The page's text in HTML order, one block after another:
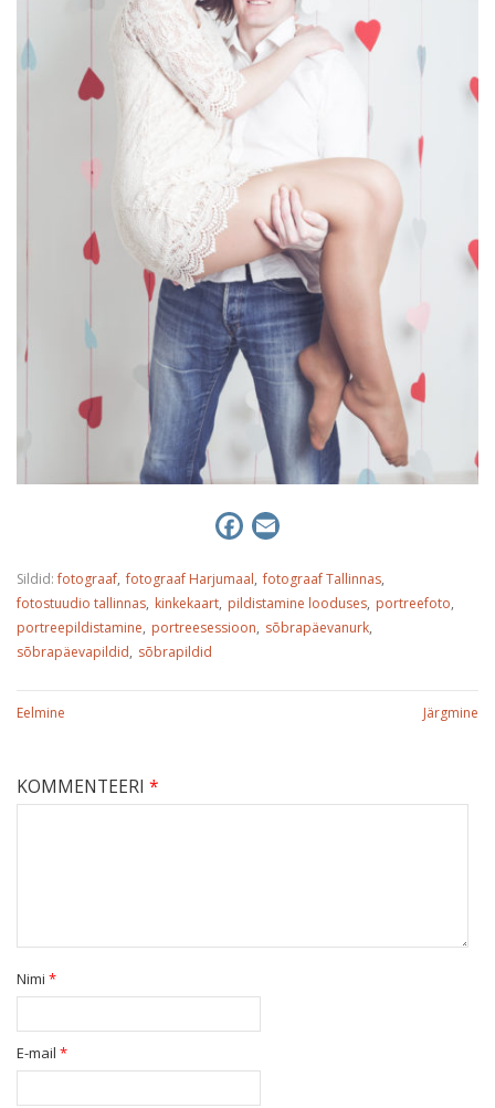
c
e
b
o
a
i
l
Sildid: fotograaf fotograaf Harjumaal fotograaf Tallinnas
fotostuudio tallinnas kinkekaart pildistamine looduses portreefoto
portreepildistamine portreesessioon sõbrapäevanurk
sõbrapäevapildid sõbrapildid
Eelmine Järgmine
KOMMENTEERI *
Nimi *
E-mail *